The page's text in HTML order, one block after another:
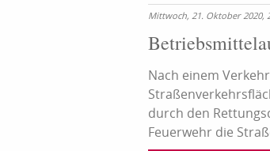
Mittwoch, 21. Oktober 2020,
Nach einem
durch den
Feuerwehr die